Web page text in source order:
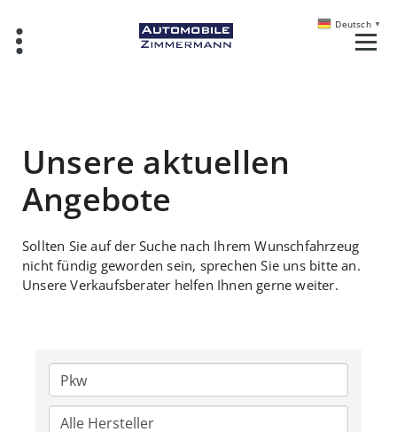
Unsere aktuellen
Angebote
Sollten Sie auf der Suche nach Ihrem Wunschfahrzeug
nicht fündig geworden sein, sprechen Sie uns bitte an.
Unsere Verkaufsberater helfen Ihnen gerne weiter.
Deutsch ▼